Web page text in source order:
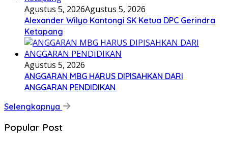
Agustus 5, 2026Agustus 5, 2026
Alexander Wilyo Kantongi SK Ketua DPC Gerindra
Ketapang
Agustus 5, 2026
ANGGARAN MBG HARUS DIPISAHKAN DARI
ANGGARAN PENDIDIKAN
Selengkapnya
Popular Post